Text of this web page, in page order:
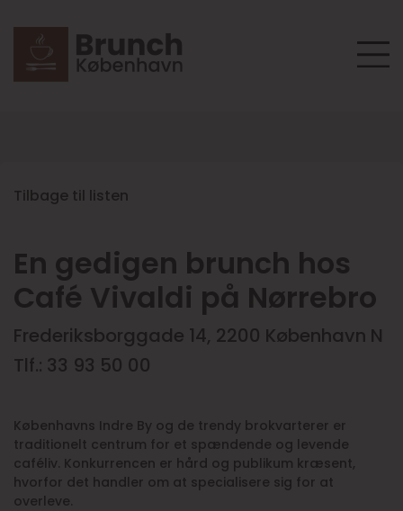
Tilbage til listen
En gedigen brunch hos
Café Vivaldi på Nørrebro
Frederiksborggade 14, 2200 København N
Tlf.: 33 93 50 00
Københavns Indre By og de trendy brokvarterer er
traditionelt centrum for et spændende og levende
caféliv. Konkurrencen er hård og publikum kræsent,
hvorfor det handler om at specialisere sig for at
overleve.